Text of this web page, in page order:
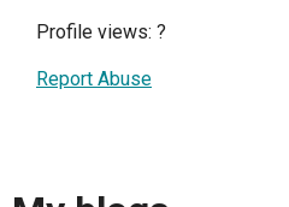
Profile views: ?
Report Abuse